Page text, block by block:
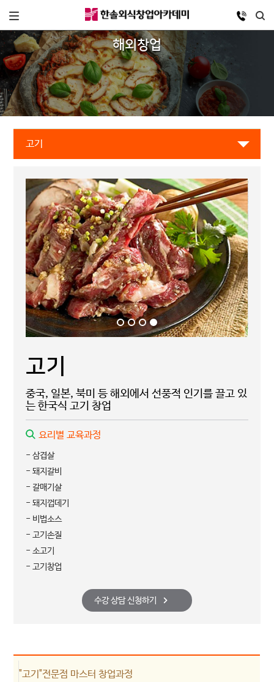
해외창업
고기
고기
중국, 일본, 북미 등 해외에서 선풍적 인기를 끌고 있
는 한국식 고기 창업
요리별 교육과정
- 삼겹살
- 돼지갈비
- 갈매기살
- 돼지껍데기
- 비법소스
- 고기손질
- 소고기
- 고기창업
수강 상담 신청하기
"고기"전문점 마스터 창업과정